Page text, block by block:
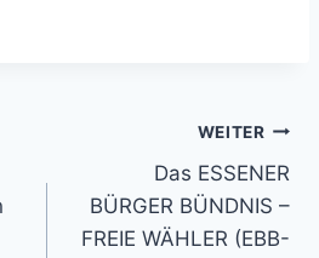
WEITER
Das ESSENER
BÜRGER BÜNDNIS –
FREIE WÄHLER (EBB-